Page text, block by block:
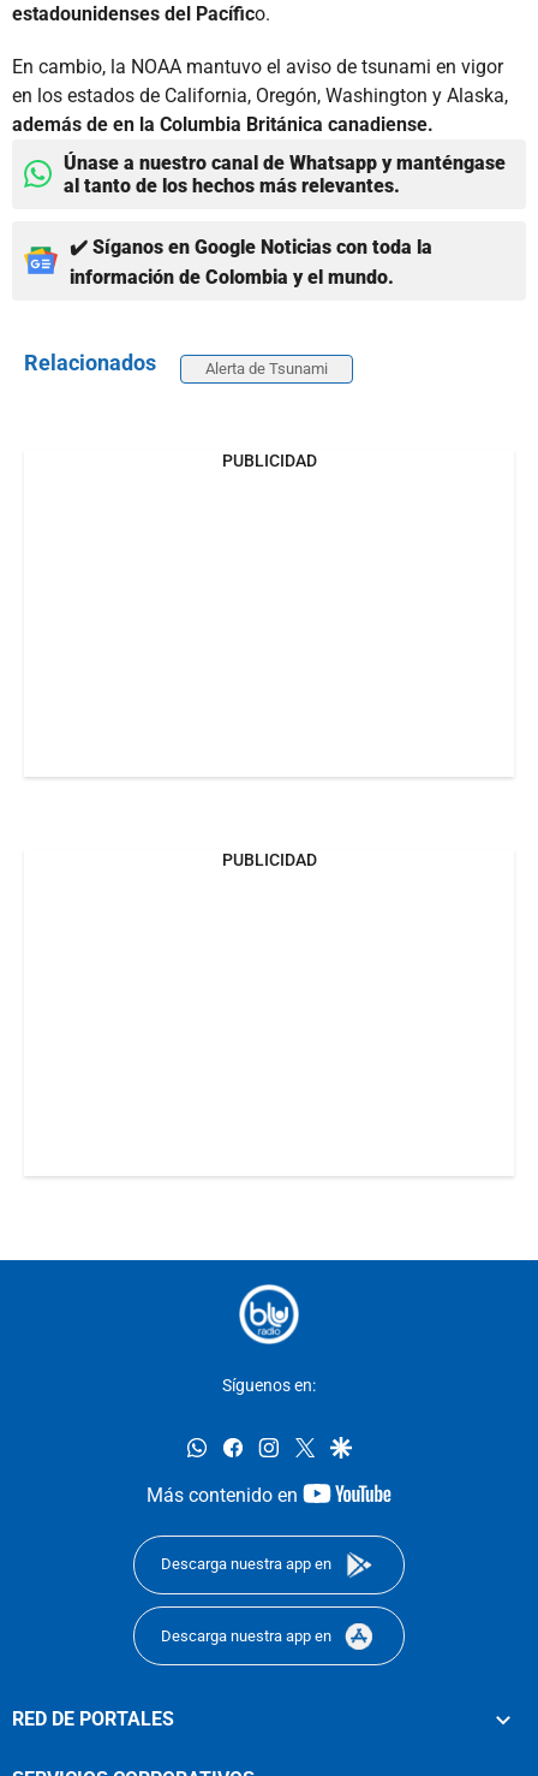
estadounidenses del Pacífico.
En cambio, la NOAA mantuvo el aviso de tsunami en vigor
en los estados de California, Oregón, Washington y Alaska,
además de en la Columbia Británica canadiense.
Únase a nuestro canal de Whatsapp y manténgase
al tanto de los hechos más relevantes.
✔️ Síganos en Google Noticias con toda la
información de Colombia y el mundo.
Relacionados Alerta de Tsunami
PUBLICIDAD
PUBLICIDAD
Síguenos en:
whatsappfacebookinstagram
twittergoogle
Más contenido en
youtube-
Descarga nuestra app en
Descarga nuestra app en
RED DE PORTALES